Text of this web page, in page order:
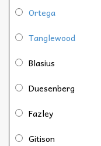
Ortega
Tanglewood
Blasius
Duesenberg
Fazley
Gitison